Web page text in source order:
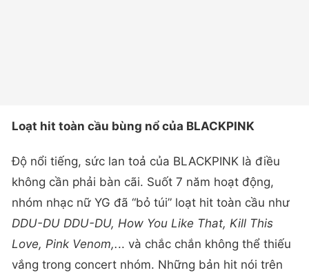
Loạt hit toàn cầu bùng nổ của BLACKPINK
Độ nổi tiếng, sức lan toả của BLACKPINK là điều
không cần phải bàn cãi. Suốt 7 năm hoạt động,
nhóm nhạc nữ YG đã “bỏ túi” loạt hit toàn cầu như
DDU-DU DDU-DU, How You Like That, Kill This
Love, Pink Venom,... và chắc chắn không thể thiếu
vắng trong concert nhóm. Những bản hit nói trên